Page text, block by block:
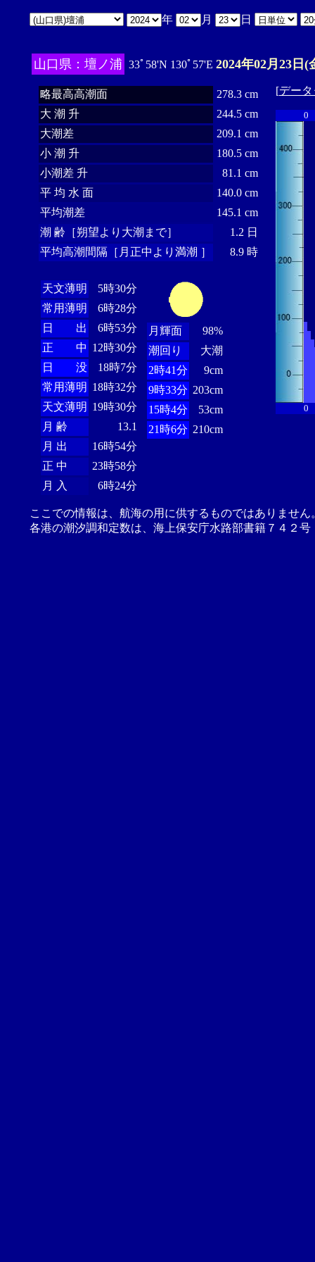
年 月 日
山口県：壇ノ浦 33ﾟ58'N 130ﾟ57'E 2024年02月23日(
略最高高潮面
278.3 cm
大 潮 升
244.5 cm
大潮差
209.1 cm
小 潮 升
180.5 cm
小潮差 升
81.1 cm
平 均 水 面
140.0 cm
平均潮差
145.1 cm
潮 齢［朔望より大潮まで］
1.2 日
平均高潮間隔［月正中より満潮 ］
8.9 時
天文薄明
5時30分
常用薄明
6時28分
日 出
6時53分
正 中 12時30分
日 没
18時7分
常用薄明 18時32分
天文薄明 19時30分
月 齢
13.1
月 出
16時54分
正 中
23時58分
月 入
6時24分
月輝面
98%
潮回り
大潮
2時41分
9cm
9時33分 203cm
15時4分
53cm
21時6分 210cm
[デー
0
0
ここでの情報は、航海の用に供するものではありませ
各港の潮汐調和定数は、海上保安庁水路部書籍７４２